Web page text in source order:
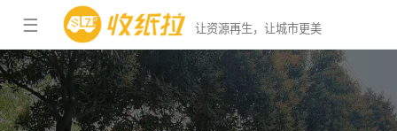
☰ 让资源再生，让城市更美